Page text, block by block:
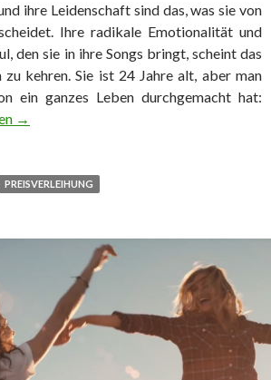
ihre Leidenschaft sind das, was sie von
Ihre radikale Emotionalität und
den sie in ihre Songs bringt, scheint das
zu kehren. Sie ist 24 Jahre alt, aber man
ein ganzes Leben durchgemacht hat:
→
PREISVERLEIHUNG